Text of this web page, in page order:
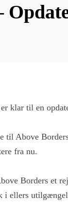
klar til en
til Above
fra nu.
Borders et
ellers